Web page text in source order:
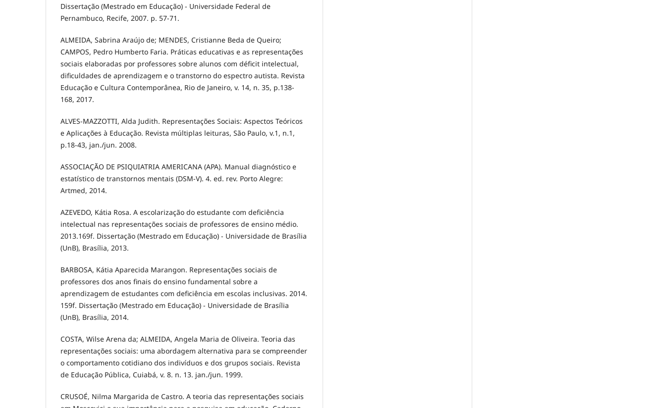
Dissertação (Mestrado em Educação) - Universidade Federal de
Pernambuco, Recife, 2007. p. 57-71.
ALMEIDA, Sabrina Araújo de; MENDES, Cristianne Beda de Queiro;
CAMPOS, Pedro Humberto Faria. Práticas educativas e as representações
sociais elaboradas por professores sobre alunos com déficit intelectual,
dificuldades de aprendizagem e o transtorno do espectro autista. Revista
Educação e Cultura Contemporânea, Rio de Janeiro, v. 14, n. 35, p.138-
168, 2017.
ALVES-MAZZOTTI, Alda Judith. Representações Sociais: Aspectos Teóricos
e Aplicações à Educação. Revista múltiplas leituras, São Paulo, v.1, n.1,
p.18-43, jan./jun. 2008.
ASSOCIAÇÃO DE PSIQUIATRIA AMERICANA (APA). Manual diagnóstico e
estatístico de transtornos mentais (DSM-V). 4. ed. rev. Porto Alegre:
Artmed, 2014.
AZEVEDO, Kátia Rosa. A escolarização do estudante com deficiência
intelectual nas representações sociais de professores de ensino médio.
2013.169f. Dissertação (Mestrado em Educação) - Universidade de Brasília
(UnB), Brasília, 2013.
BARBOSA, Kátia Aparecida Marangon. Representações sociais de
professores dos anos finais do ensino fundamental sobre a
aprendizagem de estudantes com deficiência em escolas inclusivas. 2014.
159f. Dissertação (Mestrado em Educação) - Universidade de Brasília
(UnB), Brasília, 2014.
COSTA, Wilse Arena da; ALMEIDA, Angela Maria de Oliveira. Teoria das
representações sociais: uma abordagem alternativa para se compreender
o comportamento cotidiano dos indivíduos e dos grupos sociais. Revista
de Educação Pública, Cuiabá, v. 8. n. 13. jan./jun. 1999.
CRUSOÉ, Nilma Margarida de Castro. A teoria das representações sociais